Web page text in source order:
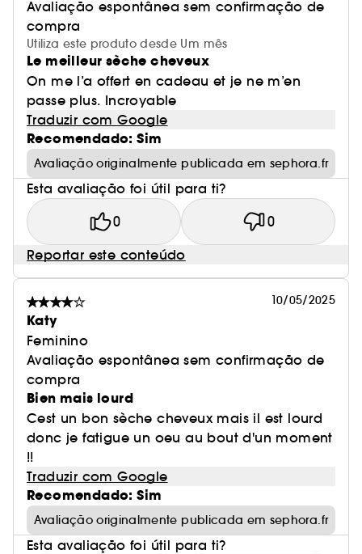
Avaliação espontânea sem confirmação de
compra
Utiliza este produto desde Um mês
Le meilleur sèche cheveux
On me l’a offert en cadeau et je ne m’en
passe plus. Incroyable
Traduzir com Google
Recomendado: Sim
Avaliação originalmente publicada em sephora.fr
Esta avaliação foi útil para ti?
0 0
Reportar este conteúdo
10/05/2025
Katy
Feminino
Avaliação espontânea sem confirmação de
compra
Bien mais lourd
Cest un bon sèche cheveux mais il est lourd
donc je fatigue un oeu au bout d'un moment
!!
Traduzir com Google
Recomendado: Sim
Avaliação originalmente publicada em sephora.fr
Esta avaliação foi útil para ti?